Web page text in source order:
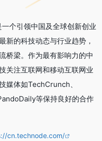
个引领中国及全球创新创业
新的科技动态与行业趋势，
桥梁。作为最有影响力的中
关注互联网和移动互联网业
媒体如TechCrunch、
等保持良好的合作
cn.technode.com/